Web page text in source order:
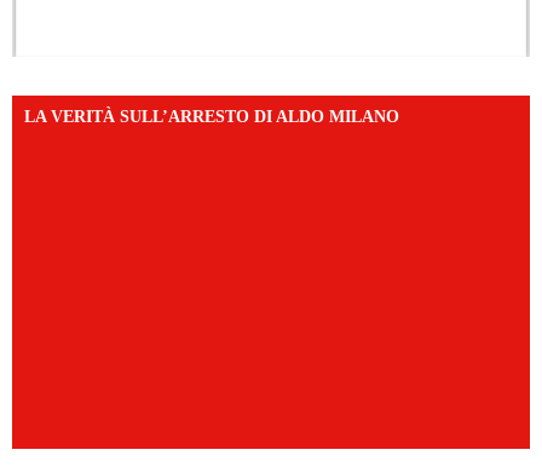
LA VERITÀ SULL’ARRESTO DI ALDO MILANO